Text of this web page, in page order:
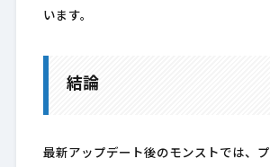
います。
結論
最新アップデート後のモンストでは、